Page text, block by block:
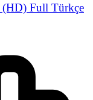
(HD) Full Türkçe